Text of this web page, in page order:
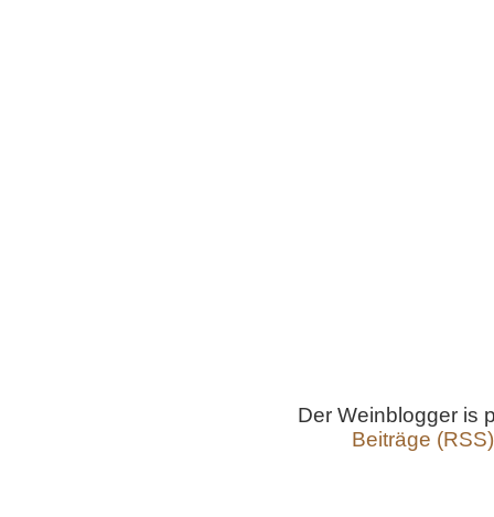
Der Weinblogger is
Beiträge (RSS)